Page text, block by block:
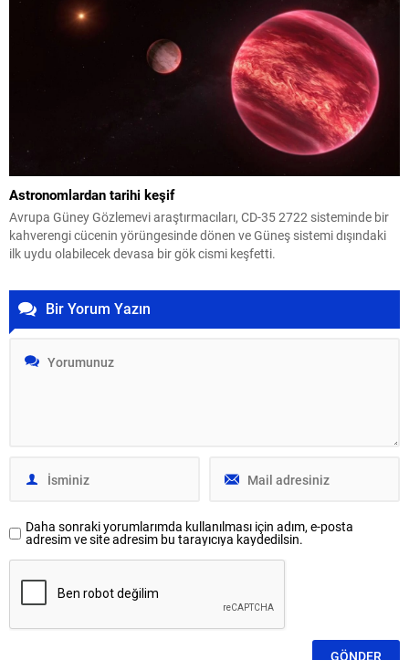
Astronomlardan tarihi keşif
Avrupa Güney Gözlemevi araştırmacıları, CD-35 2722 sisteminde bir
kahverengi cücenin yörüngesinde dönen ve Güneş sistemi dışındaki
ilk uydu olabilecek devasa bir gök cismi keşfetti.
Bir Yorum Yazın
Daha sonraki yorumlarımda kullanılması için adım, e-posta
adresim ve site adresim bu tarayıcıya kaydedilsin.